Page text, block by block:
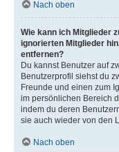
Nach oben
Wie kann ich Mitglieder
ignorierten Mitglieder
entfernen?
Du kannst Benutzer auf
Benutzerprofil siehst du
Freunde und einen zum
im persönlichen Bereich
indem du deren
sie auch wieder von den
Nach oben